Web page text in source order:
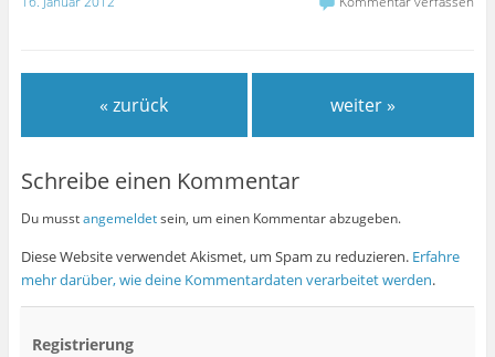
« zurück weiter »
Schreibe einen Kommentar
Du musstangemeldetsein, um einen Kommentar abzugeben.
Diese Website verwendet Akismet, um Spam zu reduzieren. Erfahre
mehr darüber, wie deine Kommentardaten verarbeitet werden.
Registrierung